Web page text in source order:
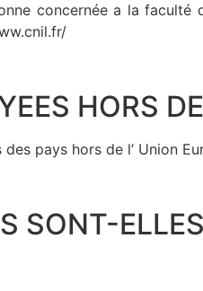
concernée a la faculté
HORS DE
pays hors de l’ Union
SONT-ELLES